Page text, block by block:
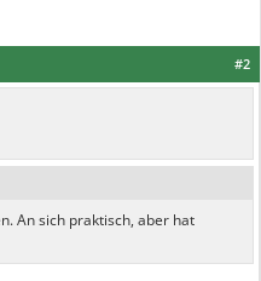
#2
An sich praktisch, aber hat